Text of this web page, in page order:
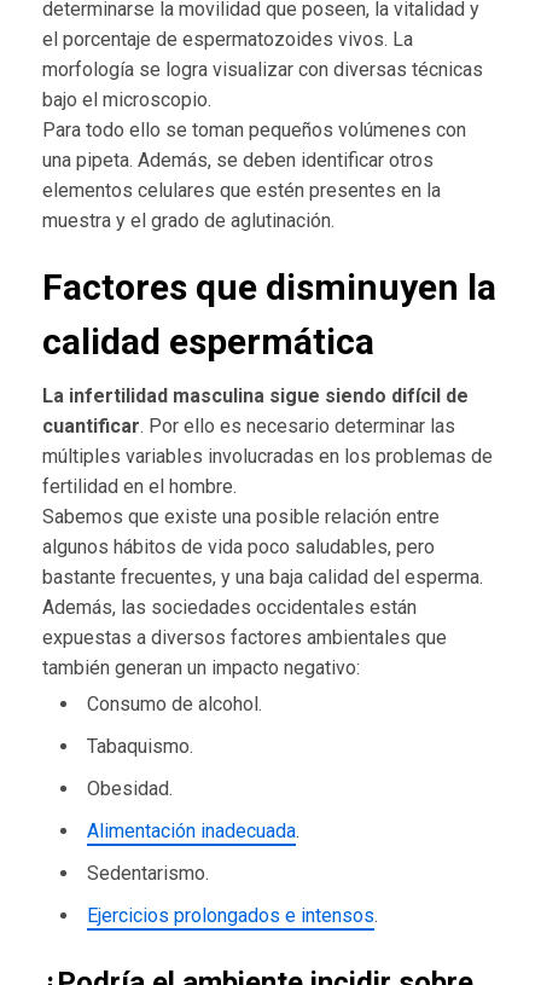
determinarse la movilidad que poseen, la vitalidad y
el porcentaje de espermatozoides vivos. La
morfología se logra visualizar con diversas técnicas
bajo el microscopio.
Para todo ello se toman pequeños volúmenes con
una pipeta. Además, se deben identificar otros
elementos celulares que estén presentes en la
muestra y el grado de aglutinación.
Factores que disminuyen la
calidad espermática
La infertilidad masculina sigue siendo difícil de
cuantificar. Por ello es necesario determinar las
múltiples variables involucradas en los problemas de
fertilidad en el hombre.
Sabemos que existe una posible relación entre
algunos hábitos de vida poco saludables, pero
bastante frecuentes, y una baja calidad del esperma.
Además, las sociedades occidentales están
expuestas a diversos factores ambientales que
también generan un impacto negativo:
Consumo de alcohol.
Tabaquismo.
Obesidad.
Alimentación inadecuada.
Sedentarismo.
Ejercicios prolongados e intensos.